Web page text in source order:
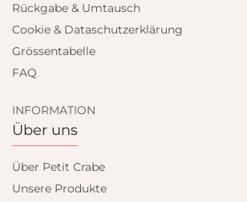
Rückgabe & Umtausch
Cookie & Dataschutzerklärung
Grössentabelle
FAQ
INFORMATION
Über uns
Über Petit Crabe
Unsere Produkte